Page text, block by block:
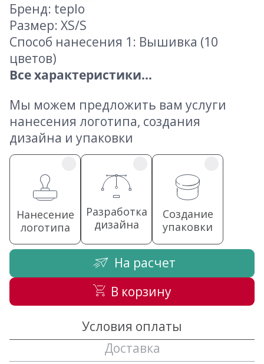
Бренд: teplo
Размер: XS/S
Способ нанесения 1: Вышивка (10
цветов)
Все характеристики...
Мы можем предложить вам услуги
нанесения логотипа, создания
дизайна и упаковки
Нанесение
логотипа
Разработка
дизайна
Создание
упаковки
На расчет
В корзину
Условия оплаты
Доставка